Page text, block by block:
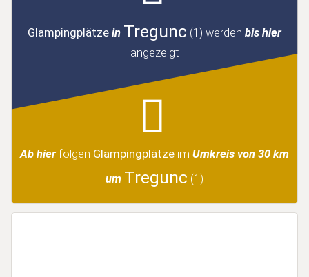
Glampingplätze in Tregunc (1) werden bis hier
angezeigt
Ab hierfolgen Glampingplätze im Umkreis von 30 km
um Tregunc (1)